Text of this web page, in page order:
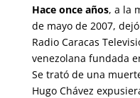
Hace once años, a la
de mayo de 2007,
Radio Caracas
venezolana fundada
Se trató de una
Hugo Chávez